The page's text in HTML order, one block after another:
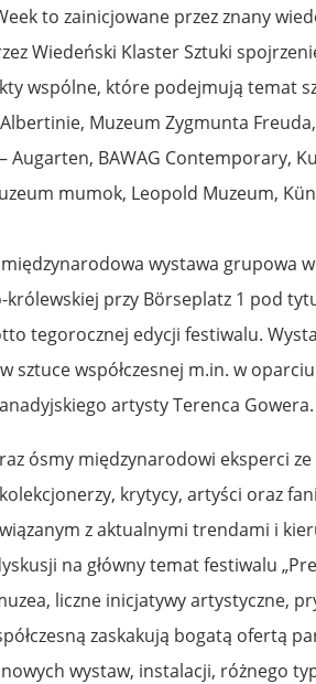
to zainicjowane przez znany
Wiedeński Klaster Sztuki
wspólne, które podejmują temat
Muzeum Zygmunta
BAWAG Contemporary,
mumok, Leopold Muzeum,
wystawa grupowa
przy Börseplatz 1 pod
tegorocznej edycji festiwalu.
sztuce współczesnej m.in. w
artysty Terenca Gowera.
ósmy międzynarodowi eksperci
krytycy, artyści oraz
z aktualnymi trendami i
na główny temat festiwalu
liczne inicjatywy artystyczne,
zaskakują bogatą ofertą
wystaw, instalacji, różnego